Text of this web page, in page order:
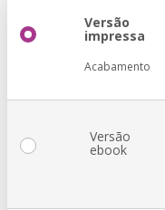
Versão
impressa
Acabamento
Versão
ebook